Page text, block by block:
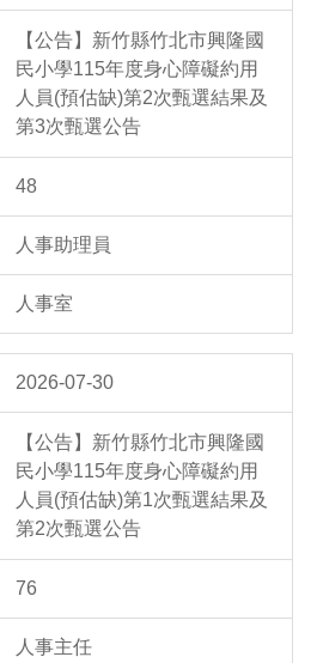
【公告】新竹縣竹北市興隆國
民小學115年度身心障礙約用
人員(預估缺)第2次甄選結果及
第3次甄選公告
48
人事助理員
人事室
2026-07-30
【公告】新竹縣竹北市興隆國
民小學115年度身心障礙約用
人員(預估缺)第1次甄選結果及
第2次甄選公告
76
人事主任